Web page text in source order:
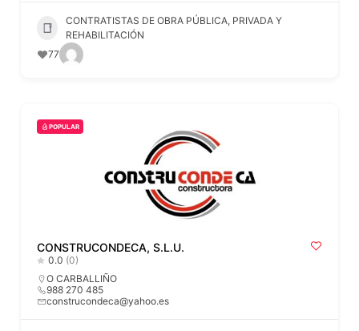
CONTRATISTAS DE OBRA PÚBLICA, PRIVADA Y
REHABILITACIÓN
77
POPULAR
CONSTRUCONDECA, S.L.U.
0.0 (0)
O CARBALLIÑO
988 270 485
construcondeca@yahoo.es